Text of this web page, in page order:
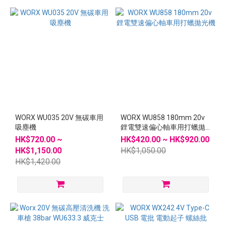
WORX WU035 20V 無碳車用
吸塵機
HK$720.00 ~
HK$1,150.00
HK$1,420.00
WORX WU858 180mm 20v
鋰電雙速偏心軸車用打蠟拋
光機
HK$420.00 ~ HK$920.00
HK$1,050.00